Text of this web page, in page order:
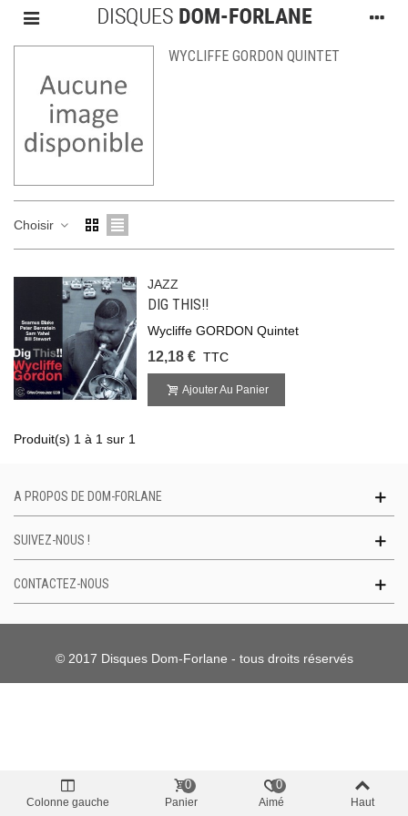
WYCLIFFE GORDON QUINTET
Choisir
JAZZ
DIG THIS!!
Wycliffe GORDON Quintet
12,18 € TTC
Ajouter Au Panier
Produit(s) 1 à 1 sur 1
A PROPOS DE DOM-FORLANE
SUIVEZ-NOUS !
CONTACTEZ-NOUS
© 2017 Disques Dom-Forlane - tous droits réservés
Colonne gauche Panier
0
Aimé
0
Haut